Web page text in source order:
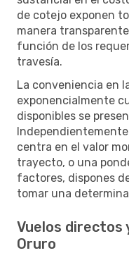
de cotejo exponen
manera
función de los
travesía.
La conveniencia en
exponencialmente
disponibles se
centra en el valor
trayecto, o una
factores, dispones
tomar una
Vuelos directos
Oruro